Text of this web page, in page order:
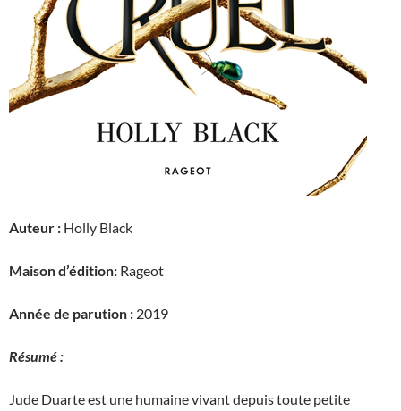
Auteur : Holly Black
Maison d’édition: Rageot
Année de parution : 2019
Résumé :
Jude Duarte est une humaine vivant depuis toute petite